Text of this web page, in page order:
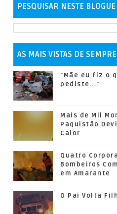
PESQUISAR NESTE BLOGUE
AS MAIS VISTAS DE SEMPRE
"Mãe eu fiz o
pediste..."
Mais de Mil
Paquistão
Calor
Quatro
Bombeiros
em Amarante
O Pai Volta